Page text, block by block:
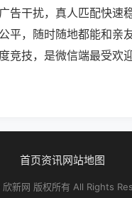
告干扰，真人匹配快速
平，随时随地都能和亲
竞技，是微信端最受欢
首页资讯网站地图
新网 版权所有 All Rights